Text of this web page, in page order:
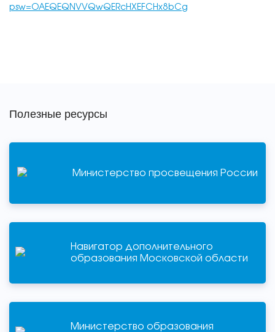
psw=OAEQEQNVVQwQERcHXEFCHx8bCg
Полезные ресурсы
Министерство просвещения России
Навигатор дополнительного
образования Московской области
Министерство образования